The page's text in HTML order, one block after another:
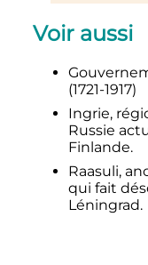
↑(en)
Volume
↑
of
Voir aussi
(1721-1917)
Ingrie,
Russie
Finlande.
Raasuli,
qui fait
Léningrad.